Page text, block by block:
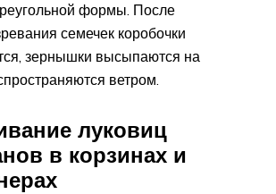
формы. После
семечек коробочки
зернышки высыпаются на
ветром.
луковиц
в корзинах и